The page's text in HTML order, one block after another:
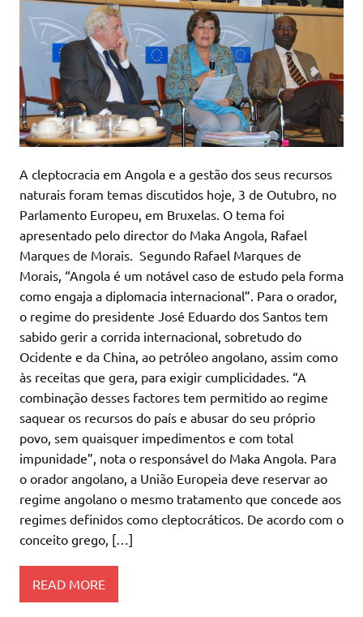
A cleptocracia em Angola e a gestão dos seus recursos
naturais foram temas discutidos hoje, 3 de Outubro, no
Parlamento Europeu, em Bruxelas. O tema foi
apresentado pelo director do Maka Angola, Rafael
Marques de Morais. Segundo Rafael Marques de
Morais, “Angola é um notável caso de estudo pela forma
como engaja a diplomacia internacional”. Para o orador,
o regime do presidente José Eduardo dos Santos tem
sabido gerir a corrida internacional, sobretudo do
Ocidente e da China, ao petróleo angolano, assim como
às receitas que gera, para exigir cumplicidades. “A
combinação desses factores tem permitido ao regime
saquear os recursos do país e abusar do seu próprio
povo, sem quaisquer impedimentos e com total
impunidade”, nota o responsável do Maka Angola. Para
o orador angolano, a União Europeia deve reservar ao
regime angolano o mesmo tratamento que concede aos
regimes definidos como cleptocráticos. De acordo com o
conceito grego, […]
READ MORE